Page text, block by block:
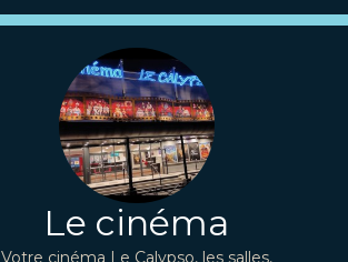
Le cinéma
Votre cinéma Le Calypso, les salles,